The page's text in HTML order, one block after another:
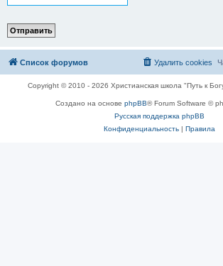
Список форумов Удалить cookies
Copyright © 2010 - 2026 Христианская школа "Путь к
Создано на основе phpBB® Forum Software ©
Русская поддержка phpBB
Конфиденциальность| Правила